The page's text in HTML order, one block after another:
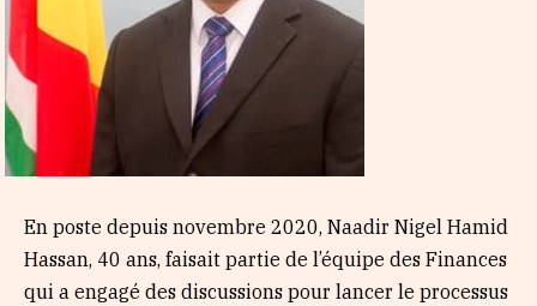
En poste depuis novembre 2020, Naadir Nigel Hamid
Hassan, 40 ans, faisait partie de l’équipe des Finances
qui a engagé des discussions pour lancer le processus